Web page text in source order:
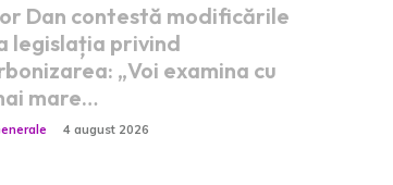
Dan contestă modificările
legislația privind
„Voi examina cu
mare…
4 august 2026